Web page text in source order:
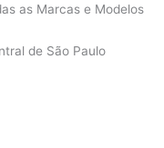
as Marcas e Modelos
de São Paulo